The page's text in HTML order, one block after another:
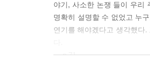
야기, 사소한 논쟁 들이 우리
명확히 설명할 수 없었고 누
연기를 해야겠다고 생각했다
--- p.71